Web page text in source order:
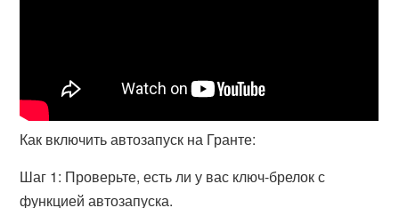
Как включить автозапуск на Гранте:
Шаг 1: Проверьте, есть ли у вас ключ-брелок с
функцией автозапуска.